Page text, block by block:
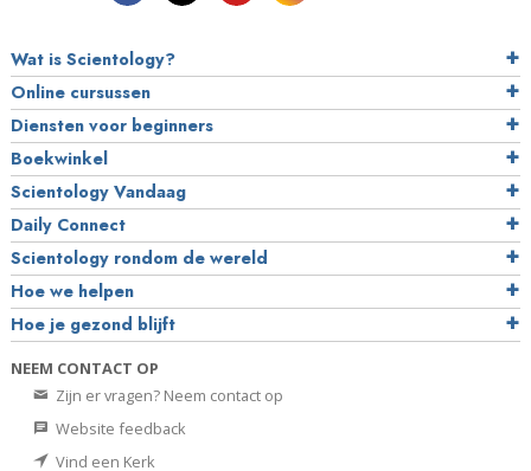
Wat is Scientology?
Online cursussen
Diensten voor beginners
Boekwinkel
Scientology Vandaag
Daily Connect
Scientology rondom de wereld
Hoe we helpen
Hoe je gezond blijft
NEEM CONTACT OP
Zijn er vragen? Neem contact op
Website feedback
Vind een Kerk